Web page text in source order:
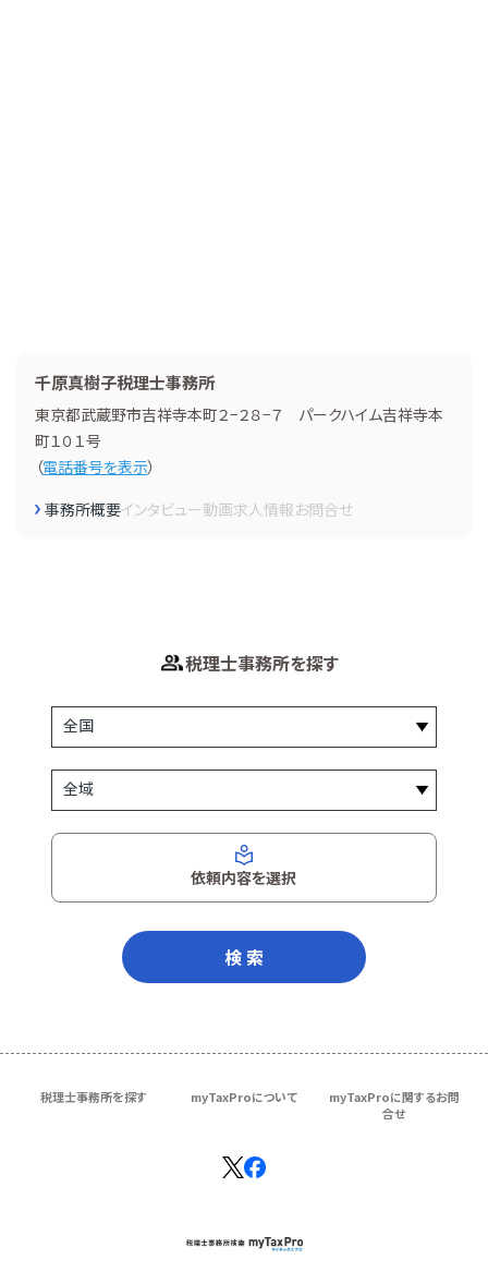
千原真樹子税理士事務所
東京都武蔵野市吉祥寺本町２−２８−７ パークハイム吉祥寺本
町１０１号
（電話番号を表示）
事務所概要インタビュー動画求人情報お問合せ
税理士事務所を探す
依頼内容を選択
検 索
税理士事務所を探す myTaxProについて
myTaxProに関するお問
合せ